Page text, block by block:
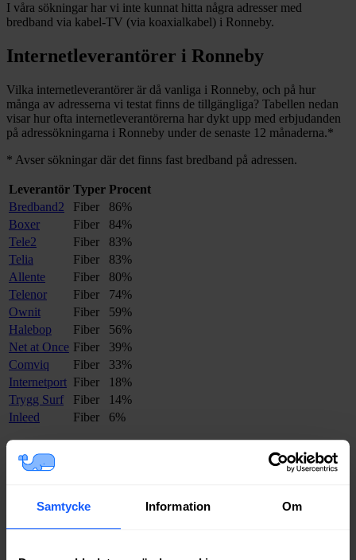
Samtycke Information Om
I våra sökningar har vi inte kunnat hitta några adresser med
bredband via kabel-TV (via koaxialkabel) i Ronneby.
Internetleverantörer i Ronneby
Vilka internetleverantörer är då vanliga i Ronneby, och på hur
många av adresserna vi testat finns de tillgängliga? Tabellen nedan
visar hur ofta internetleverantörerna har dykt upp med erbjudanden
på adressökningarna i Ronneby under de senaste 12 månaderna.*
* Avser sökningar där det finns fast bredband på adressen.
Leverantör Typer Procent
Bredband2
Fiber
86%
Boxer
Fiber
84%
Tele2
Fiber
83%
Telia
Fiber
83%
Allente
Fiber
80%
Telenor
Fiber
74%
Ownit
Fiber
59%
Halebop
Fiber
56%
Net at Once Fiber
39%
Comviq
Fiber
33%
Internetport Fiber
18%
Trygg Surf
Fiber
14%
Inleed
Fiber 6%
Om du vill se exakt vilka internetleverantörer som erbjuder
bredband på din adress i
Bredbandsval.se är det bara att
göra en snabb sökning här:
Sök